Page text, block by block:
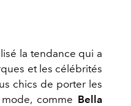
la tendance qui a
et les célébrités
chics de porter les
comme Bella